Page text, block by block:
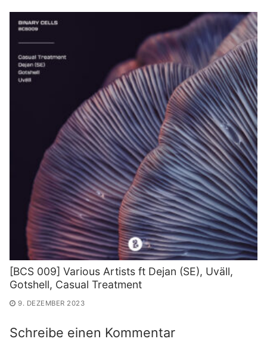
[BCS 009] Various Artists ft Dejan (SE​)​, Uv​ä​ll,
Gotshell, Casual Treatment
9. DEZEMBER 2023
Schreibe einen Kommentar